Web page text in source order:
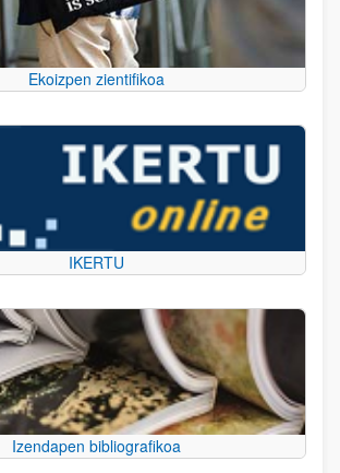
Ekoizpen zientifikoa
IKERTU
Izendapen bibliografikoa